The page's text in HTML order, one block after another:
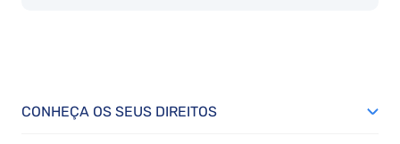
CONHEÇA OS SEUS DIREITOS